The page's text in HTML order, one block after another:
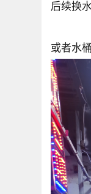
后续换
或者水